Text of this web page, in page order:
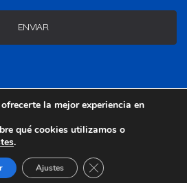
privacidad Política de cookies
la mejor experiencia en
qué cookies utilizamos o
.
Ajustes Cerrar el banner de